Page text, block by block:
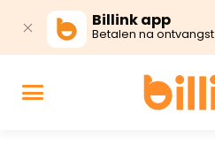
Billink app
Betalen na ontvangst